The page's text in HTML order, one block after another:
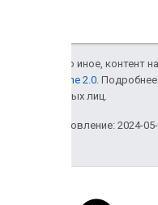
Если не указано иное, контент
лицензии Apache 2.0 .
аффилированных лиц.
Последнее обновление: 2024-05-